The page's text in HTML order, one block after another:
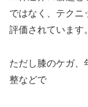
ではなく、テクニ
評価されています。
ただし膝のケガ、
整などで